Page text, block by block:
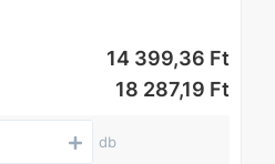
és kiemelkedő
minőségű, megbízható és
gázhoz. Rugalmassága, magas
hőtűrése ideális választássá
ipari környezetben.
a hőmérsékleti
és az öregedéssel
14 399,36 Ft
18 287,19 Ft
db